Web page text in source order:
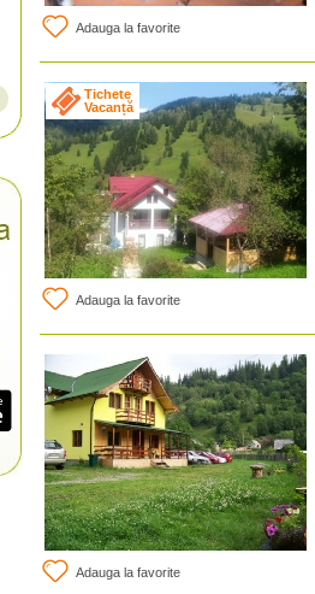
Adauga la favorite
Tichete
Vacanță
Adauga la favorite
Adauga la favorite